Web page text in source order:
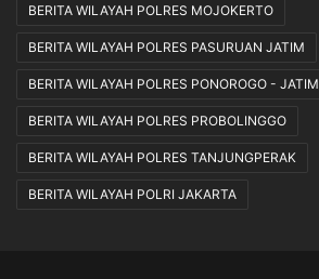
BERITA WILAYAH POLRES MOJOKERTO
BERITA WILAYAH POLRES PASURUAN JATIM
BERITA WILAYAH POLRES PONOROGO - JATIM
BERITA WILAYAH POLRES PROBOLINGGO
BERITA WILAYAH POLRES TANJUNGPERAK
BERITA WILAYAH POLRI JAKARTA